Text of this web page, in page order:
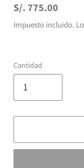
Precio
habitual
S/. 775.00
Impuesto incluido.
Cantidad